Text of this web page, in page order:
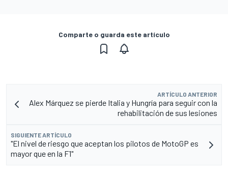
Comparte o guarda este artículo
ARTÍCULO ANTERIOR
Alex Márquez se pierde Italia y Hungría para seguir con la
rehabilitación de sus lesiones
SIGUIENTE ARTÍCULO
"El nivel de riesgo que aceptan los pilotos de MotoGP es
mayor que en la F1"